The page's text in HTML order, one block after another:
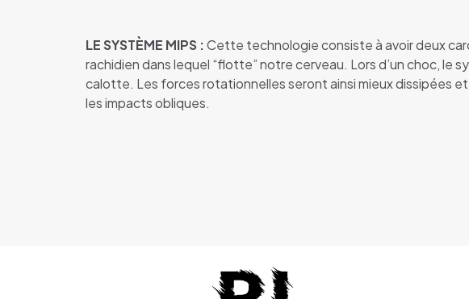
LE SYSTÈME MIPS :Cette technologie consiste à avoir deux
rachidien dans lequel “flotte” notre cerveau. Lors d’un choc, le
calotte. Les forces rotationnelles seront ainsi mieux dissipées
les impacts obliques.